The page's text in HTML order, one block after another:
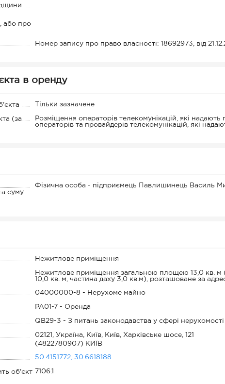
або про
Номер запису про право власності: 18692973, від
в оренду
Тільки зазначене
(за
Розміщення операторів телекомунікацій, які
операторів та провайдерів телекомунікацій, які
суму
Фізична особа - підприємець Павлишинець Василь
Нежитлове приміщення
Нежитлове приміщення загальною площею 13,0 кв. м (
10,0 кв. м, частина даху 3,0 кв.м), розташоване за
04000000-8 - Нерухоме майно
PA01-7 - Оренда
QB29-3 - З питань законодавства у сфері нерухомості
02121, Україна, Київ, Київ, Харківське шосе, 121
(4822780907) КИЇВ
50.4151772, 30.6618188
об'єкт 7106.1